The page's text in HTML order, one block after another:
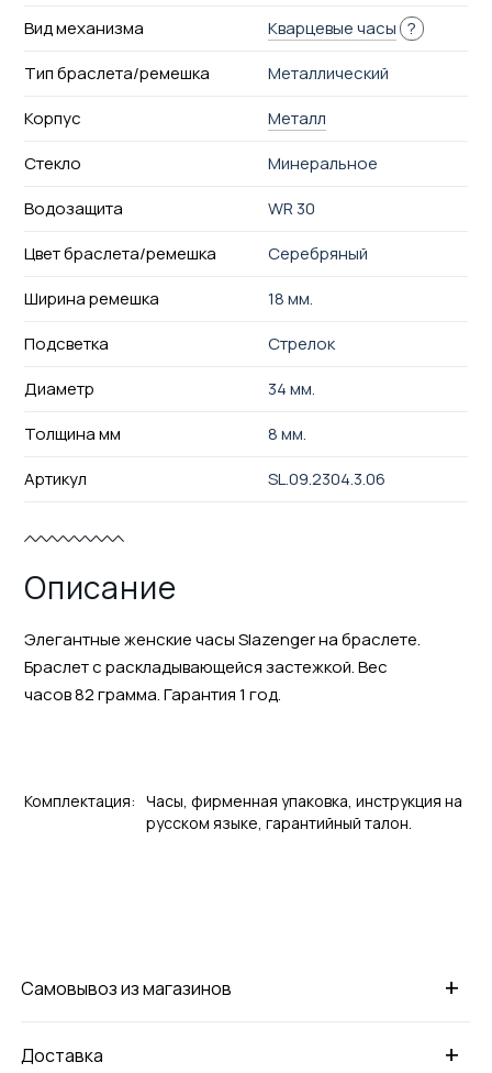
Вид механизма Кварцевые часы ?
Тип браслета/ремешка
Металлический
Корпус
Металл
Стекло
Минеральное
Водозащита
WR 30
Цвет браслета/ремешка
Серебряный
Ширина ремешка
18 мм.
Подсветка
Стрелок
Диаметр
34 мм.
Толщина мм
8 мм.
Артикул
SL.09.2304.3.06
Описание
Элегантные женские часы Slazenger на браслете.
Браслет с раскладывающейся застежкой. Вес
часов 82 грамма. Гарантия 1 год.
Комплектация: Часы, фирменная упаковка, инструкция на
русском языке, гарантийный талон.
+
Самовывоз из магазинов
+
Доставка